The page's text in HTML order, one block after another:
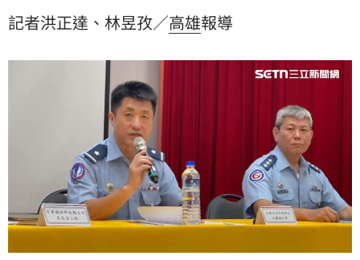
事故原因，仍待專案小組進一步釐清。
記者洪正達、林昱孜／高雄報導